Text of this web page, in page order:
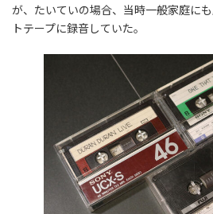
が、たいていの場合、当時一般家庭に
トテープに録音していた。